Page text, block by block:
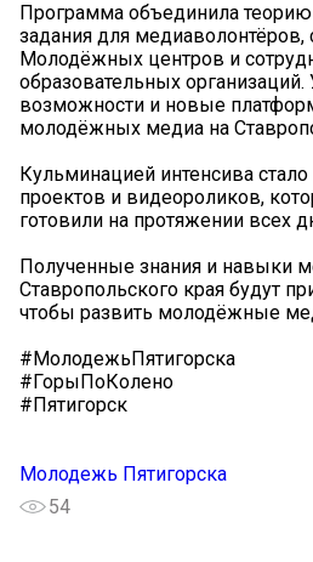
Программа объединила теорию
задания для медиаволонтёров,
Молодёжных центров и
образовательных
возможности и новые
молодёжных медиа на
Кульминацией интенсива
проектов и видеороликов,
готовили на протяжении всех
Полученные знания и навыки
Ставропольского края будут
чтобы развить молодёжные
#МолодежьПятигорска
#ГорыПоКолено
#Пятигорск
Молодежь Пятигорска
54